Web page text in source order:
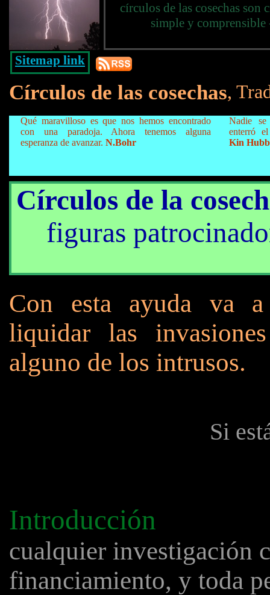
círculos de las cosechas son
simple y comprensible
Sitemap link
Círculos de las cosechas,
Qué maravilloso es que nos hemos encontrado
con una paradoja. Ahora tenemos alguna
esperanza de avanzar. N.Bohr
Nadie
enterró
Kin
Círculos de la
figuras
Con esta ayuda va
liquidar las invasiones
alguno de los intrusos.
Si
Introducción
cualquier investigación
financiamiento, y toda